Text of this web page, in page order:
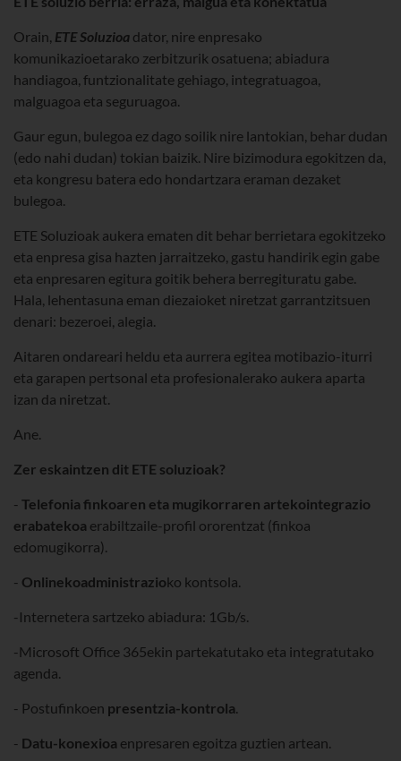
Orain, ETE Soluzioa dator, nire enpresako
komunikazioetarako zerbitzurik osatuena; abiadura
handiagoa, funtzionalitate gehiago, integratuagoa,
malguagoa eta seguruagoa.
Gaur egun, bulegoa ez dago soilik nire lantokian, behar dudan
(edo nahi dudan) tokian baizik. Nire bizimodura egokitzen da,
eta kongresu batera edo hondartzara eraman dezaket
bulegoa.
ETE Soluzioak aukera ematen dit behar berrietara egokitzeko
eta enpresa gisa hazten jarraitzeko, gastu handirik egin gabe
eta enpresaren egitura goitik behera berregituratu gabe.
Hala, lehentasuna eman diezaioket niretzat garrantzitsuen
denari: bezeroei, alegia.
Aitaren ondareari heldu eta aurrera egitea motibazio-iturri
eta garapen pertsonal eta profesionalerako aukera aparta
izan da niretzat.
Ane.
Zer eskaintzen dit ETE soluzioak?
- Telefonia finkoaren eta mugikorraren artekointegrazio
erabatekoa erabiltzaile-profil ororentzat (finkoa
edomugikorra).
- Onlinekoadministrazioko kontsola.
-Internetera sartzeko abiadura: 1Gb/s.
-Microsoft Office 365ekin partekatutako eta integratutako
agenda.
- Postufinkoen presentzia-kontrola.
- Datu-konexioa enpresaren egoitza guztien artean.